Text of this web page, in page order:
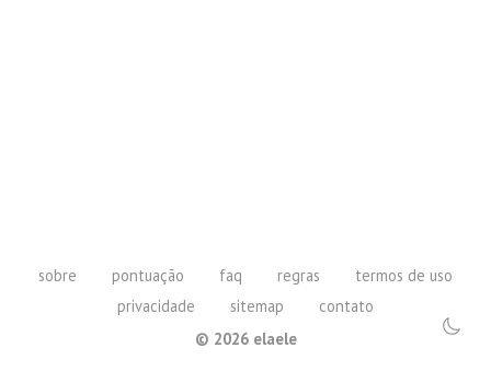
sobre pontuação faq regras
termos de uso
privacidade
sitemap
contato
© 2026elaele